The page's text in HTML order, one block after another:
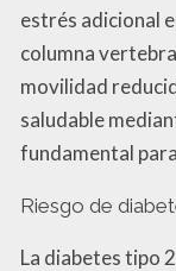
estrés adicional
columna
movilidad
saludable
fundamental
Riesgo de
La diabetes tipo